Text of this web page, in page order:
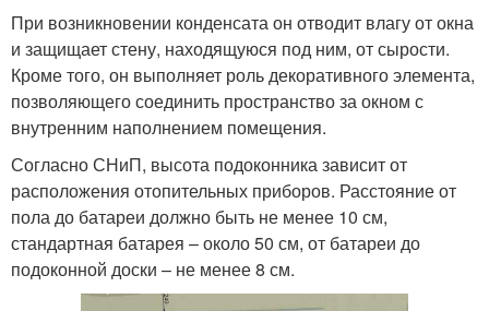
При возникновении конденсата он отводит влагу от окна
и защищает стену, находящуюся под ним, от сырости.
Кроме того, он выполняет роль декоративного элемента,
позволяющего соединить пространство за окном с
внутренним наполнением помещения.
Согласно СНиП, высота подоконника зависит от
расположения отопительных приборов. Расстояние от
пола до батареи должно быть не менее 10 см,
стандартная батарея – около 50 см, от батареи до
подоконной доски – не менее 8 см.